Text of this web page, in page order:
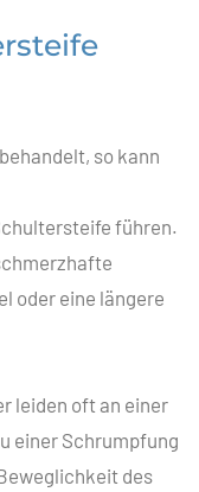
so kann
führen.
oder eine längere
leiden oft an einer
einer Schrumpfung
des